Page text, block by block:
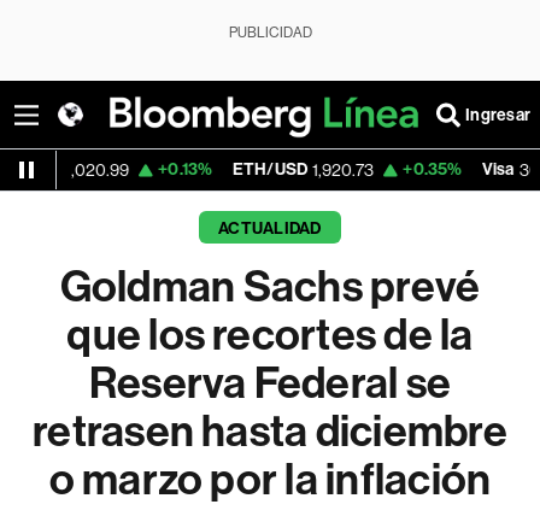
PUBLICIDAD
Ingresar
+0.13% ETH/USD 1,920.73 +0.35% Visa 362.50 -
ACTUALIDAD
Goldman Sachs prevé
que los recortes de la
Reserva Federal se
retrasen hasta diciembre
o marzo por la inflación